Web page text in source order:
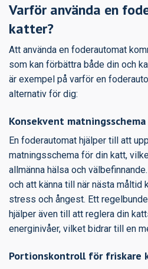
Varför använda en
katter?
Att använda en foderautomat
som kan förbättra både din och
är exempel på varför en
alternativ för dig:
Konsekvent matningsschema
En foderautomat hjälper till att
matningsschema för din katt,
allmänna hälsa och
och att känna till när nästa måltid
stress och ångest. Ett
hjälper även till att reglera din
energinivåer, vilket bidrar till en
Portionskontroll för friskare